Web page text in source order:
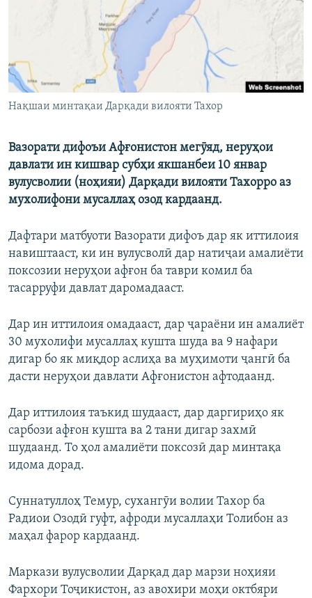
ГУЗОРИШҲОИ РАДИОӢ
ПАЙГИРӢ КУНЕД
Ҳамаи сомонаҳои RFE/RL
Нақшаи минтақаи Дарқади вилояти Тахор
Вазорати дифоъи Афғонистон мегӯяд, неруҳои
давлати ин кишвар субҳи якшанбеи 10 январ
вулусволии (ноҳияи) Дарқади вилояти Тахорро аз
мухолифони мусаллаҳ озод кардаанд.
Дафтари матбуоти Вазорати дифоъ дар як иттилоия
навиштааст, ки ин вулусволӣ дар натиҷаи амалиёти
поксозии неруҳои афғон ба таври комил ба
тасарруфи давлат даромадааст.
Дар ин иттилоия омадааст, дар ҷараёни ин амалиёт
30 мухолифи мусаллаҳ кушта шуда ва 9 нафари
дигар бо як миқдор аслиҳа ва муҳимоти ҷангӣ ба
дасти неруҳои давлати Афғонистон афтодаанд.
Дар иттилоия таъкид шудааст, дар даргириҳо як
сарбози афғон кушта ва 2 тани дигар захмӣ
шудаанд. То ҳол амалиёти поксозӣ дар минтақа
идома дорад.
Суннатуллоҳ Темур, сухангӯи волии Тахор ба
Радиои Озодӣ гуфт, афроди мусаллаҳи Толибон аз
маҳал фарор кардаанд.
Маркази вулусволии Дарқад дар марзи ноҳияи
Фархори Тоҷикистон, аз авохири моҳи октбяри